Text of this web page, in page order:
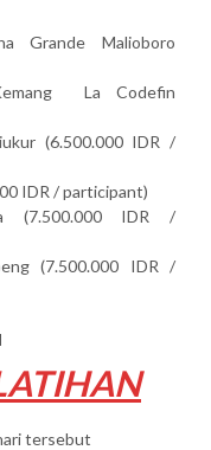
Grande Malioboro
La Codefin
(6.500.000 IDR /
IDR / participant)
(7.500.000 IDR /
(7.500.000 IDR /
tersebut